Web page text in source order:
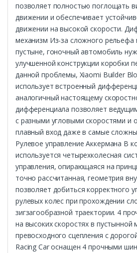
позволяет полностью поглощать
движении и обеспечивает
движении на высокой скорости.
механизм Из-за сложного рельефа
пустыне, гоночный автомобиль
улучшенной конструкции коробки
данной проблемы, Xiaomi Builder
использует встроенный
аналогичный настоящему
дифференциала позволяет
с разными угловыми скоростями и
плавный вход даже в самые
Рулевое управление Аккермана В
используется четырехколесная
управления, опирающаяся на
точно рассчитанная, геометрия
позволяет добиться корректного
рулевых колес при прохождении
зигзагообразной траектории. 4
на высоких скоростях в пустынной
превосходного сцепления с
Racing Car оснащен 4 прочными